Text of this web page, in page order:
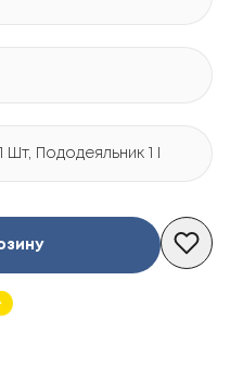
Пододеяльник 1 Шт